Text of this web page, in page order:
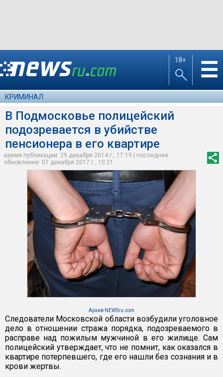
18+ ☰
КРИМИНАЛ
В Подмосковье полицейский
подозревается в убийстве
пенсионера в его квартире
время публикации: 29 декабря 2014 г., 17:19 | последнее
обновление: 07 декабря 2017 г., 10:21
Архив NEWSru.com
Следователи Московской области возбудили уголовное
дело в отношении стража порядка, подозреваемого в
расправе над пожилым мужчиной в его жилище. Сам
полицейский утверждает, что не помнит, как оказался в
квартире потерпевшего, где его нашли без сознания и в
крови жертвы.